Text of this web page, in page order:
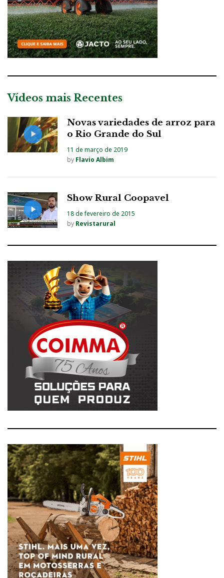
Vídeos mais Recentes
Novas variedades de arroz para
o Rio Grande do Sul
11 de março de 2019
by Flavio Albim
Show Rural Coopavel
18 de fevereiro de 2015
by Revistarural